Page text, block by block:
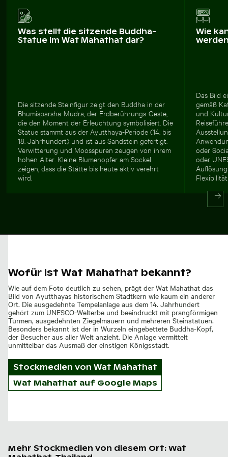
Was stellt die sitzende Buddha-
Statue im Wat Mahathat dar?
Die sitzende Steinfigur zeigt den Buddha in der
Bhumisparsha-Mudra, der Erdberührungs-Geste,
die den Moment der Erleuchtung symbolisiert. Die
Statue stammt aus der Ayutthaya-Periode (14. bis
18. Jahrhundert) und ist aus Sandstein gefertigt.
Verwitterung und Moosspuren zeugen von ihrem
hohen Alter. Kleine Blumenopfer am Sockel
zeigen, dass die Stätte bis heute aktiv verehrt
wird.
Wie
Das Bild
gemäß
und
oder
oder
Wofür ist Wat Mahathat bekannt?
Wie auf dem Foto deutlich zu sehen, prägt der Wat Mahathat das
Bild von Ayutthayas historischem Stadtkern wie kaum ein anderer
Ort. Die ausgedehnte Tempelanlage aus dem 14. Jahrhundert
gehört zum UNESCO-Welterbe und beeindruckt mit prangförmigen
Türmen, ausgedehnten Ziegelmauern und mehreren Steinstatuen.
Besonders bekannt ist der in Wurzeln eingebettete Buddha-Kopf,
der Besucher aus aller Welt anzieht. Die Anlage vermittelt
unmittelbar das Ausmaß der einstigen Königsstadt.
Stockmedien von Wat Mahathat
Wat Mahathat auf Google Maps
Mehr Stockmedien von diesem Ort: Wat